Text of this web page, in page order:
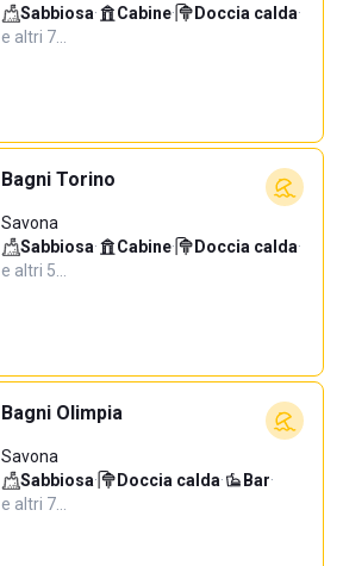
Sabbiosa· Cabine· Doccia calda·
e altri 7…
Bagni Torino
Savona
Sabbiosa· Cabine· Doccia calda·
e altri 5…
Bagni Olimpia
Savona
Sabbiosa· Doccia calda· Bar·
e altri 7…